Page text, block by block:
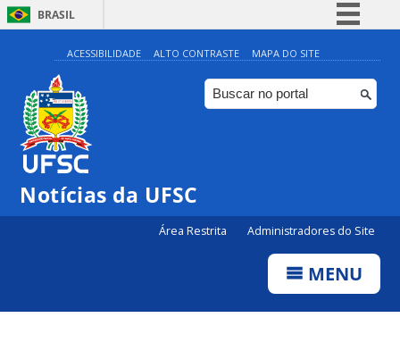
BRASIL
Simplifique!
Comunica BR
Participe
ACESSIBILIDADE ALTO CONTRASTE MAPA DO SITE
Notícias da UFSC
Área Restrita Administradores do Site
MENU